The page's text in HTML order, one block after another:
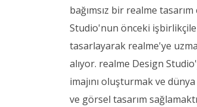
bağımsız bir realme
Studio'nun önceki
tasarlayarak realme'ye
alıyor. realme Design
imajını oluşturmak ve
ve görsel tasarım